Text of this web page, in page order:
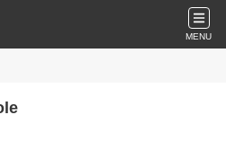
MENU